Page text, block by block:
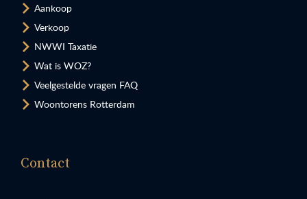
Aankoop
Verkoop
NWWI Taxatie
Wat is WOZ?
Veelgestelde vragen FAQ
Woontorens Rotterdam
Contact